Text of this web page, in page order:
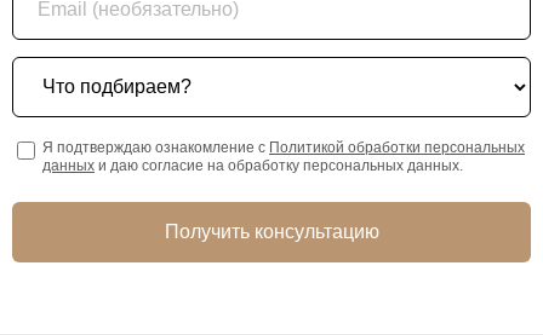
Что подбираем?
Я подтверждаю ознакомление с Политикой обработки персональных
данных и даю согласие на обработку персональных данных.
Получить консультацию